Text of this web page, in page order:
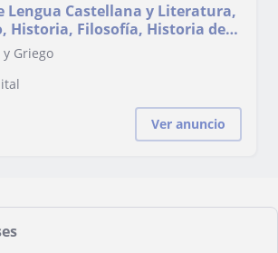
Lengua Castellana y Literatura,
Historia, Filosofía, Historia del
Griego
Ver anuncio